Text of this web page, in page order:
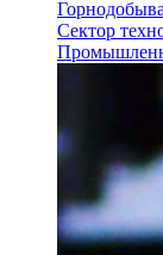
Сектор